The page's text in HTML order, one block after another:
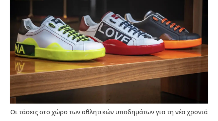
Οι τάσεις στο χώρο των αθλητικών υποδημάτων για τη νέα χρονιά